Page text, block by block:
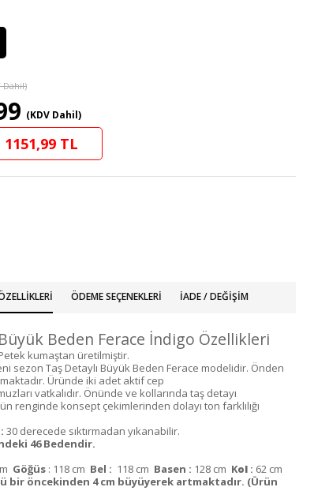
Dahil)
(KDV Dahil)
1151,99 TL
ÖDEME SEÇENEKLERI İADE / DEĞIŞIM
Beden Ferace İndigo Özellikleri
kumaştan üretilmiştir.
sezon Taş Detaylı Büyük Beden Ferace modelidir. Önden
Üründe iki adet aktif cep
vatkalıdır. Önünde ve kollarında taş detayı
renginde konsept çekimlerinden dolayı ton farklılığı
30 derecede sıktırmadan yıkanabilir.
46 Bedendir.
Göğüs : 118 cm Bel : 118 cm Basen : 128 cm Kol : 62 cm
bir öncekinden 4 cm büyüyerek artmaktadır. (Ürün